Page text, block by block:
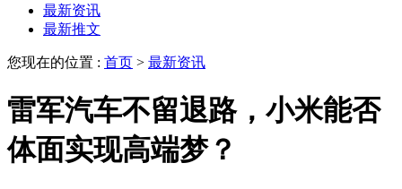
最新资讯
最新推文
您现在的位置 : 首页 > 最新资讯
雷军汽车不留退路，小米能否
体面实现高端梦？